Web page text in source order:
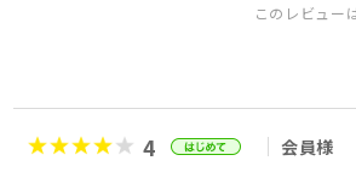
このレビュー
4 会員様